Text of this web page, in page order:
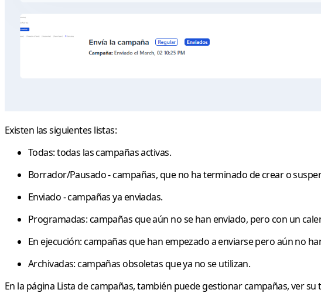
Existen las siguientes listas:
Todas: todas las campañas activas.
Borrador/Pausado - campañas, que no ha terminado de crear o
Enviado - campañas ya enviadas.
Programadas: campañas que aún no se han enviado, pero con un
En ejecución: campañas que han empezado a enviarse pero aún no
Archivadas: campañas obsoletas que ya no se utilizan.
En la página Lista de campañas, también puede gestionar campañas, ver